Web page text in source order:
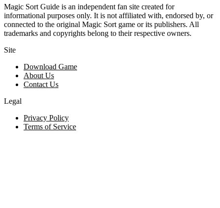
Magic Sort Guide is an independent fan site created for
informational purposes only. It is not affiliated with, endorsed by, or
connected to the original Magic Sort game or its publishers. All
trademarks and copyrights belong to their respective owners.
Site
Download Game
About Us
Contact Us
Legal
Privacy Policy
Terms of Service